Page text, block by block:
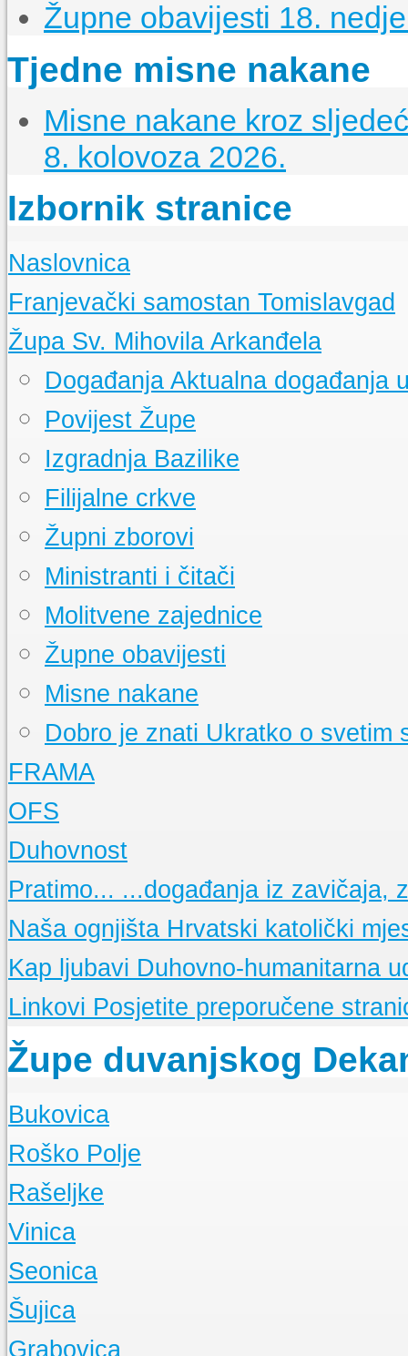
Župne obavijesti 18.
Tjedne misne nakane
Misne nakane kroz
8. kolovoza 2026.
Izbornik stranice
Naslovnica
Franjevački samostan Tomislavgad
Kršćanstvo na duvanjskom području
Izgradnja samostana u Tomislavgradu
Samostanski arhiv
Župa Sv. Mihovila Arkanđela
Događanja Aktualna događanja
Povijest Župe
Izgradnja Bazilike
Filijalne crkve
Župni zborovi
Ministranti i čitači
Molitvene zajednice
Župne obavijesti
Misne nakane
Dobro je znati Ukratko o svetim
FRAMA
FRAMA s Vama
Prvi koraci duvanjske FRAME
Glasnici sv. Franje
Nešto o "maloj FRAMI"
La VernaGlasilo framaša iz Tomislavgrada
OFS
Što je OFSUkratko o redu
Duhovnost
Osnovne molitve
Nedjeljne propovijedi
Pratimo... ...događanja iz zavičaja,
Naša ognjišta Hrvatski katolički
Kap ljubavi Duhovno-humanitarna
Linkovi Posjetite preporučene
Župe duvanjskog
Bukovica
O Župi
Događanja
Roško Polje
O Župi
Događanja
Rašeljke
O Župi
Događanja
Vinica
O Župi
Događanja
Seonica
O Župi
Događanja
Šujica
O Župi
Grabovica